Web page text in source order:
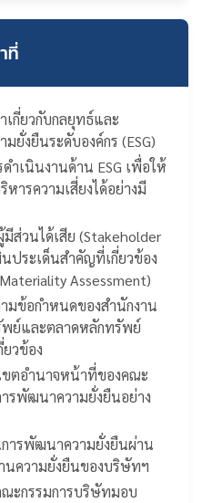
ที่
กี่ยวกับกลยุทธ์และ
ยั่งยืนระดับองค์กร (ESG)
ำเนินงานด้าน ESG เพื่อให้
ารความเสี่ยงได้อย่างมี
ส่วนได้เสีย (Stakeholder
ประเด็นสำคัญที่เกี่ยวข้อง
Assessment)
มข้อกำหนดของสำนักงาน
พย์และตลาดหลักทรัพย์
วข้อง
ตอำนาจหน้าที่ของคณะ
รพัฒนาความยั่งยืนอย่าง
ารพัฒนาความยั่งยืนผ่าน
นความยั่งยืนของบริษัทฯ
กรรมการบริษัทมอบ